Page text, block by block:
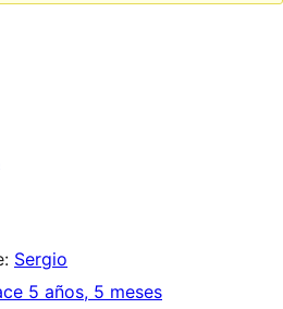
Sergio
5 años, 5 meses